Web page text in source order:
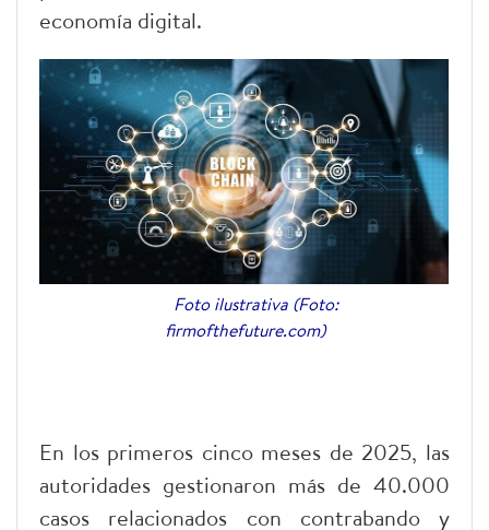
economía digital.
Foto ilustrativa (Foto:
firmofthefuture.com)
En los primeros cinco meses de 2025, las
autoridades gestionaron más de 40.000
casos relacionados con contrabando y